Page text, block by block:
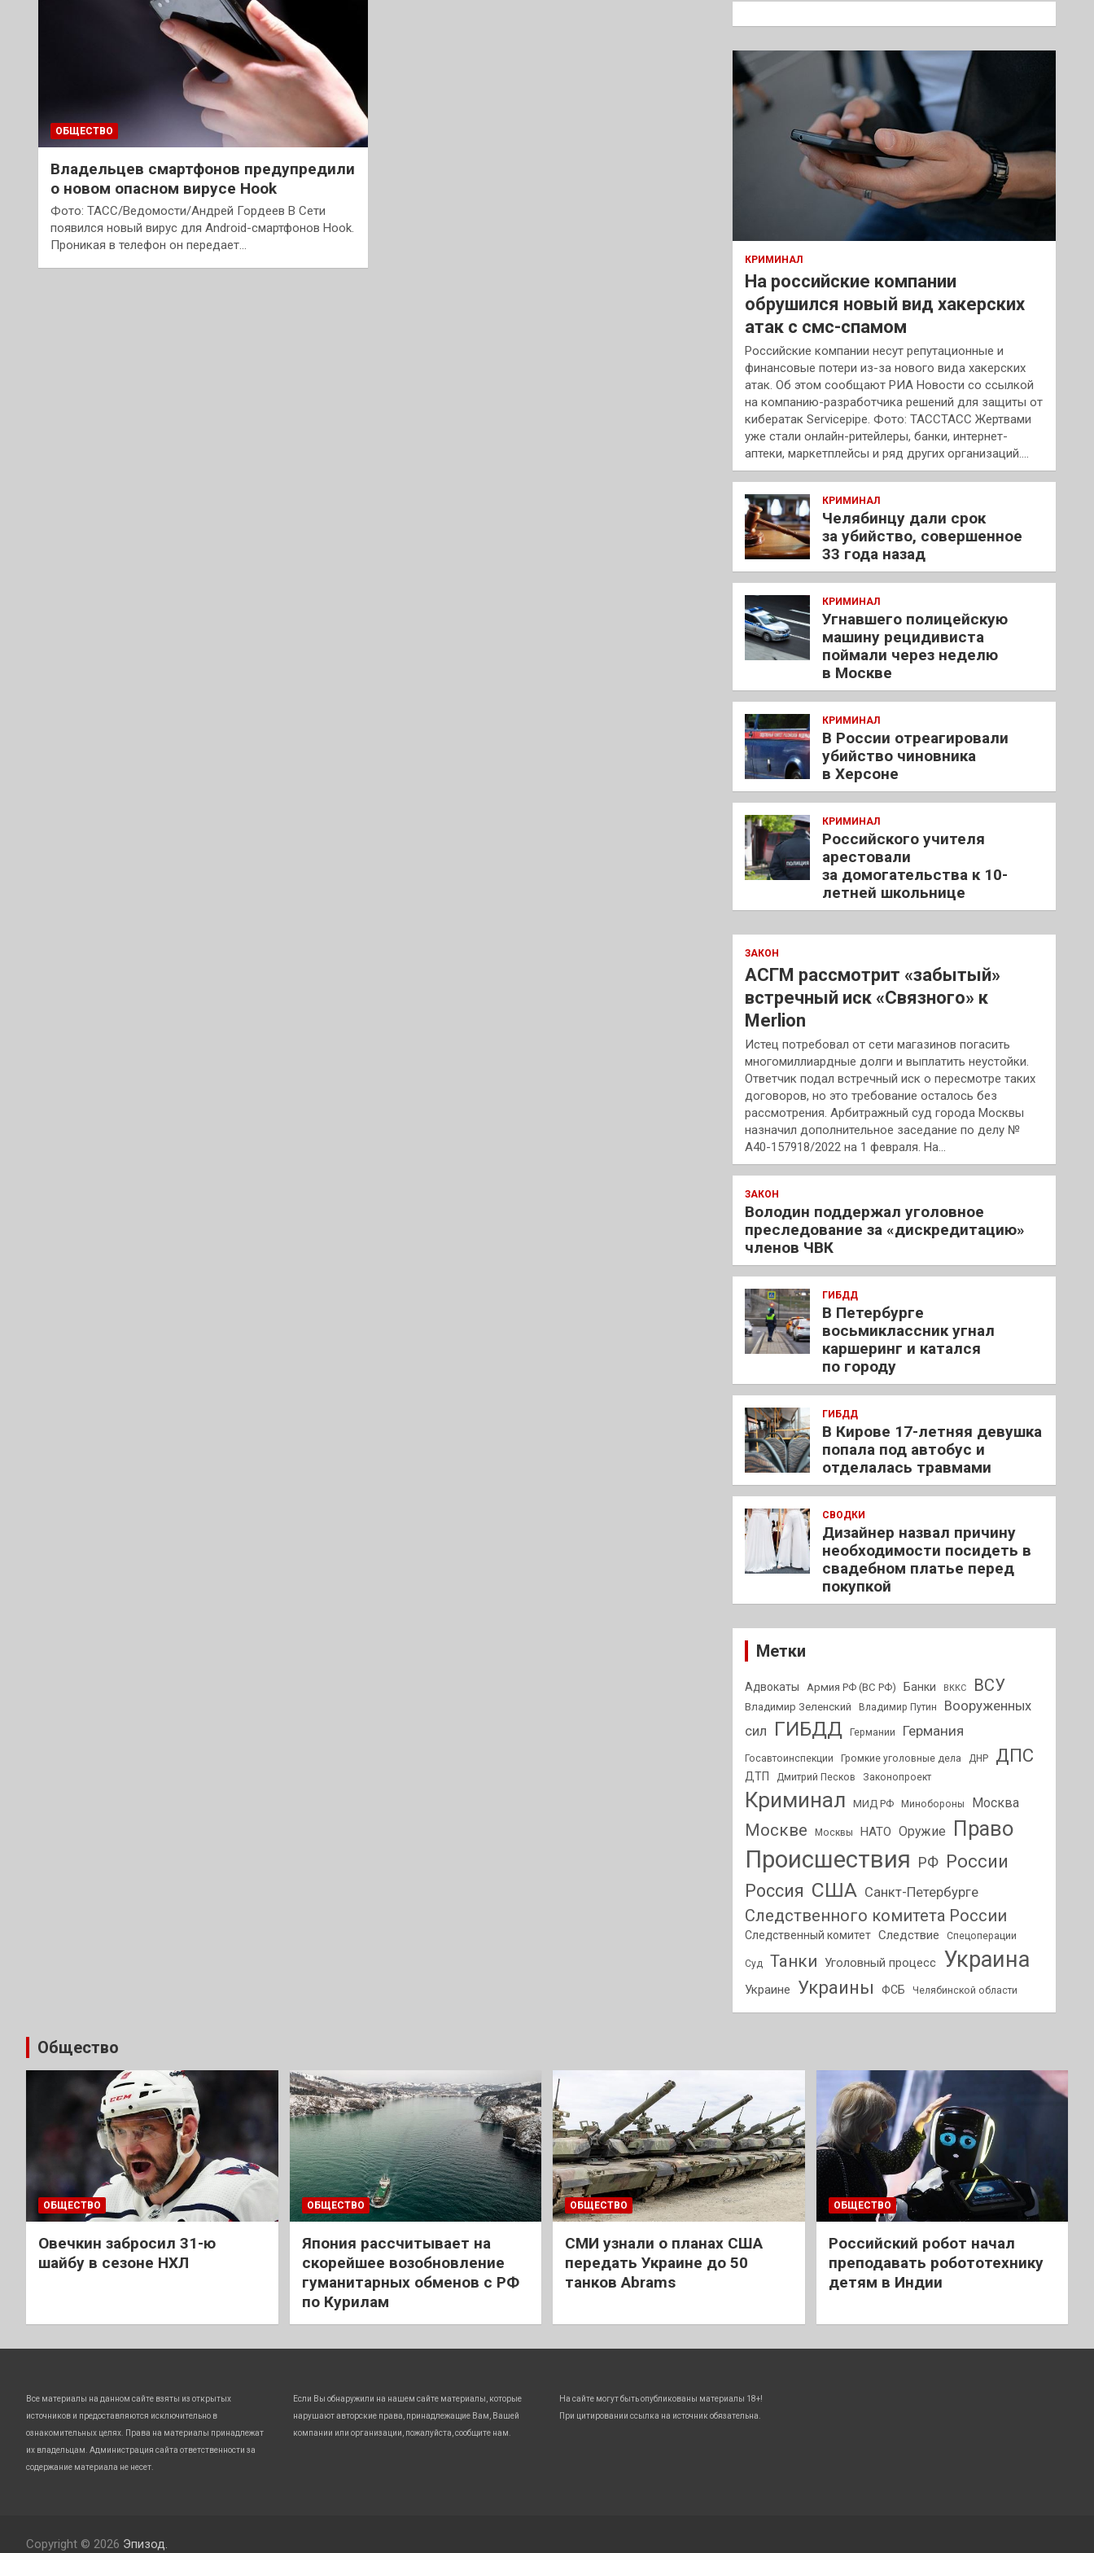
ОБЩЕСТВО
Владельцев смартфонов предупредили
о новом опасном вирусе Hook
Фото: ТАСС/Ведомости/Андрей Гордеев В Сети
появился новый вирус для Android-смартфонов Hook.
Проникая в телефон он передает…
к
КРИМИНАЛ
На российские компании
обрушился новый вид хакерских
атак с смс-спамом
Российские компании несут репутационные и
финансовые потери из-за нового вида хакерских
атак. Об этом сообщают РИА Новости со ссылкой
на компанию-разработчика решений для защиты от
кибератак Servicepipe. Фото: ТАССТАСС Жертвами
уже стали онлайн-ритейлеры, банки, интернет-
аптеки, маркетплейсы и ряд других организаций.…
КРИМИНАЛ
Челябинцу дали срок
за убийство, совершенное
33 года назад
КРИМИНАЛ
Угнавшего полицейскую
машину рецидивиста
поймали через неделю
в Москве
КРИМИНАЛ
В России отреагировали
убийство чиновника
в Херсоне
КРИМИНАЛ
Российского учителя
арестовали
за домогательства к 10-
летней школьнице
ЗАКОН
АСГМ рассмотрит «забытый»
встречный иск «Связного» к
Merlion
Истец потребовал от сети магазинов погасить
многомиллиардные долги и выплатить неустойки.
Ответчик подал встречный иск о пересмотре таких
договоров, но это требование осталось без
рассмотрения. Арбитражный суд города Москвы
назначил дополнительное заседание по делу №
А40-157918/2022 на 1 февраля. На…
ЗАКОН
Володин поддержал уголовное
преследование за «дискредитацию»
членов ЧВК
ГИБДД
В Петербурге
восьмиклассник угнал
каршеринг и катался
по городу
ГИБДД
В Кирове 17-летняя девушка
попала под автобус и
отделалась травмами
СВОДКИ
Дизайнер назвал причину
необходимости посидеть в
свадебном платье перед
покупкой
Метки
Адвокаты Армия РФ (ВС РФ) Банки ВККС ВСУ
Владимир Зеленский Владимир Путин
Вооруженных
сил
ГИБДД Германии Германия
Госавтоинспекции Громкие уголовные дела ДНР ДПС
ДТП Дмитрий Песков Законопроект
Криминал МИД РФ Минобороны Москва
Москве Москвы НАТО Оружие Право
Происшествия РФ России
Россия США Санкт-Петербурге
Следственного комитета России
Следственный комитет Следствие Спецоперации
Суд Танки Уголовный процесс Украина
Украине Украины ФСБ Челябинской области
Общество
ОБЩЕСТВО
Овечкин забросил 31-ю
шайбу в сезоне НХЛ
ОБЩЕСТВО
Япония рассчитывает на
скорейшее возобновление
гуманитарных обменов с РФ
по Курилам
ОБЩЕСТВО
СМИ узнали о планах США
передать Украине до 50
танков Abrams
ОБЩЕСТВО
Российский робот начал
преподавать робототехнику
детям в Индии
Все материалы на данном сайте взяты из открытых
источников и предоставляются исключительно в
ознакомительных целях. Права на материалы принадлежат
их владельцам. Администрация сайта ответственности за
содержание материала не несет.
Если Вы обнаружили на нашем сайте материалы, которые
нарушают авторские права, принадлежащие Вам, Вашей
компании или организации, пожалуйста, сообщите нам.
На сайте могут быть опубликованы материалы 18+!
При цитировании ссылка на источник обязательна.
Copyright © 2026 Эпизод.